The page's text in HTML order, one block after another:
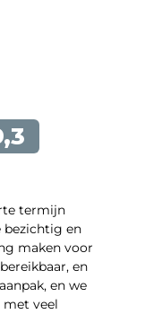
termijn
bezichtig en
maken voor
en
en we
veel